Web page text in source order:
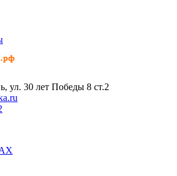
ул. 30 лет Победы 8 ст.2